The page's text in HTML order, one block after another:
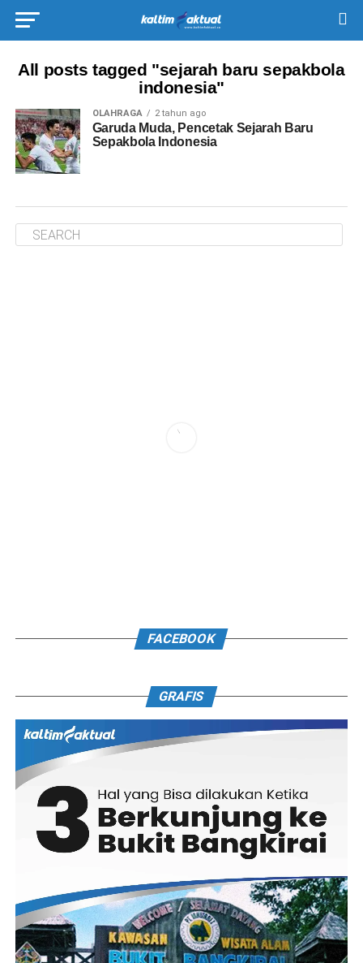
All posts tagged "sejarah baru sepakbola
indonesia"
OLAHRAGA 2 tahun ago
Garuda Muda, Pencetak Sejarah Baru
Sepakbola Indonesia
FACEBOOK
GRAFIS